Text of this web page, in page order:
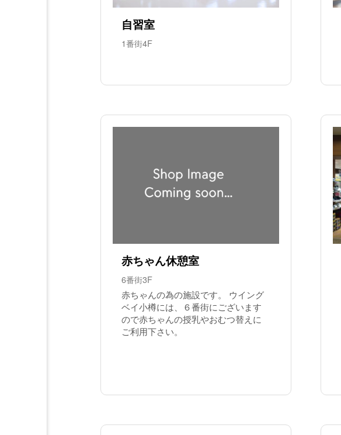
自習室
1番街4F
赤ちゃん休憩室
6番街3F
赤ちゃんの為の施設です。 ウイング
ベイ小樽には、６番街にございます
ので赤ちゃんの授乳やおむつ替えに
ご利用下さい。